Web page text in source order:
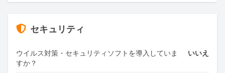
セキュリティ
ウイルス対策・セキュリティソフトを導入していま
すか？
いいえ